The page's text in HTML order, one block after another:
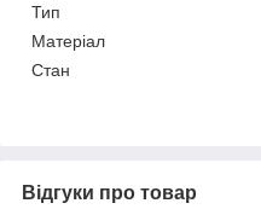
Тип
Матеріал
Стан
Відгуки про товар